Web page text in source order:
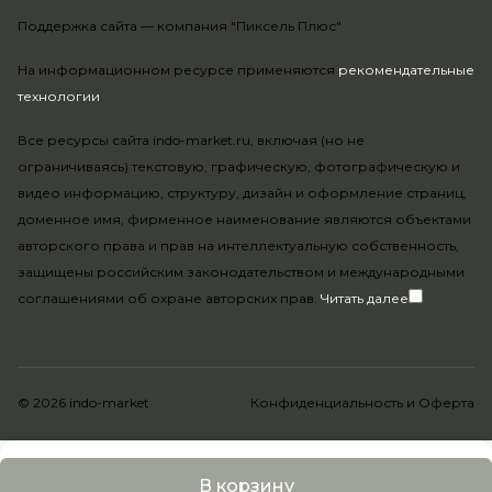
В корзину
На информационном ресурсе применяются рекомендательные
технологии.
Все ресурсы сайта indo-market.ru, включая (но не
ограничиваясь) текстовую, графическую, фотографическую и
видео информацию, структуру, дизайн и оформление страниц,
доменное имя, фирменное наименование являются объектами
авторского права и прав на интеллектуальную собственность,
защищены российским законодательством и международными
соглашениями об охране авторских прав. Читать далее
Поддержка сайта — компания "Пиксель Плюс"
© 2026 indo-market Конфиденциальность и Оферта